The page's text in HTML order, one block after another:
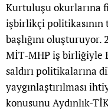
Kurtuluşu okurlarına
işbirlikçi
başlığını oluşturuyor.
MİT-MHP iş birliğiyle
saldırı politikalarına
yaygınlaştırılması
konusunu Aydınlık-